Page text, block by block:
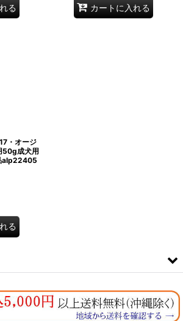
る カートに入れる
・オージ
50g成犬用
alp22405
る
ット